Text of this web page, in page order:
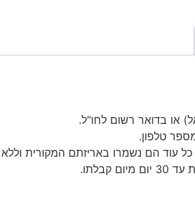
או בדואר רשום לחו"ל.
טלפון.
עוד הם נשמרו באריזתם המקורית